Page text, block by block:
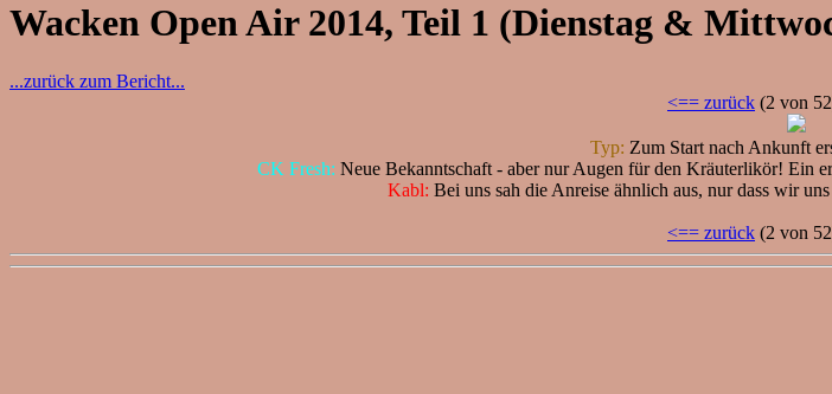
Wacken Open Air 2014, Teil 1 (Dienstag &
...zurück zum Bericht...
<== zurück (2 von
Typ: Zum Start nach Ankunft
CK Fresh: Neue Bekanntschaft - aber nur Augen für den Kräuterlikör! Ein
Kabl: Bei uns sah die Anreise ähnlich aus, nur dass wir
<== zurück (2 von